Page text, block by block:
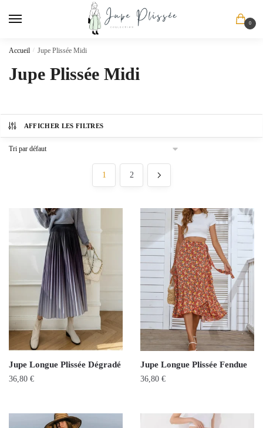
0
Accueil / Jupe Plissée Midi
Jupe Plissée Midi
AFFICHER LES FILTRES
1 2
Jupe Longue Plissée Dégradé
36,80 €
Jupe Longue Plissée Fendue
36,80 €